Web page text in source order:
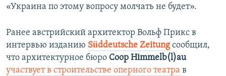
«Украина по этому вопросу молчать не будет».
Ранее австрийский архитектор Вольф Прикс в
интервью изданию Süddeutsche Zeitung сообщил,
что архитектурное бюро Coop Himmelb(l)au
участвует в строительстве оперного театра в